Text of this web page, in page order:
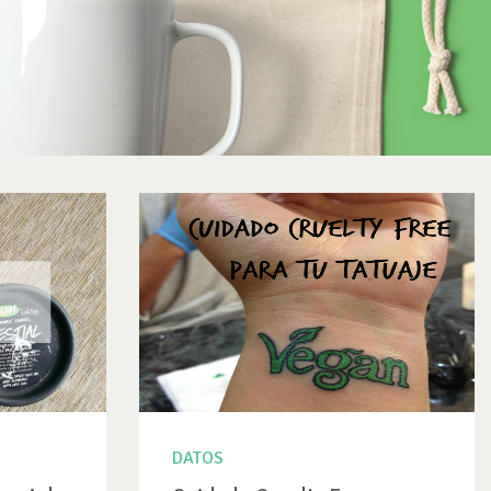
DATOS